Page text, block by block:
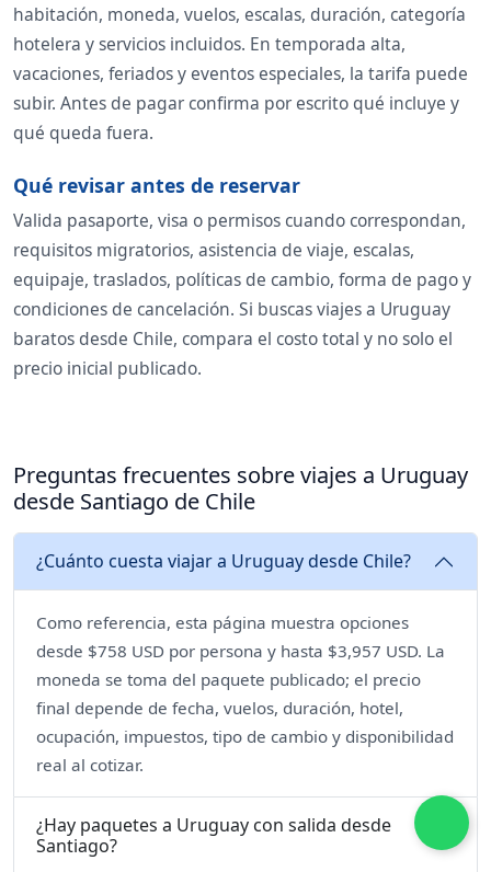
habitación, moneda, vuelos, escalas, duración, categoría
hotelera y servicios incluidos. En temporada alta,
vacaciones, feriados y eventos especiales, la tarifa puede
subir. Antes de pagar confirma por escrito qué incluye y
qué queda fuera.
Qué revisar antes de reservar
Valida pasaporte, visa o permisos cuando correspondan,
requisitos migratorios, asistencia de viaje, escalas,
equipaje, traslados, políticas de cambio, forma de pago y
condiciones de cancelación. Si buscas viajes a Uruguay
baratos desde Chile, compara el costo total y no solo el
precio inicial publicado.
Preguntas frecuentes sobre viajes a Uruguay
desde Santiago de Chile
¿Cuánto cuesta viajar a Uruguay desde Chile?
Como referencia, esta página muestra opciones
desde $758 USD por persona y hasta $3,957 USD. La
moneda se toma del paquete publicado; el precio
final depende de fecha, vuelos, duración, hotel,
ocupación, impuestos, tipo de cambio y disponibilidad
real al cotizar.
¿Hay paquetes a Uruguay con salida desde
Santiago?